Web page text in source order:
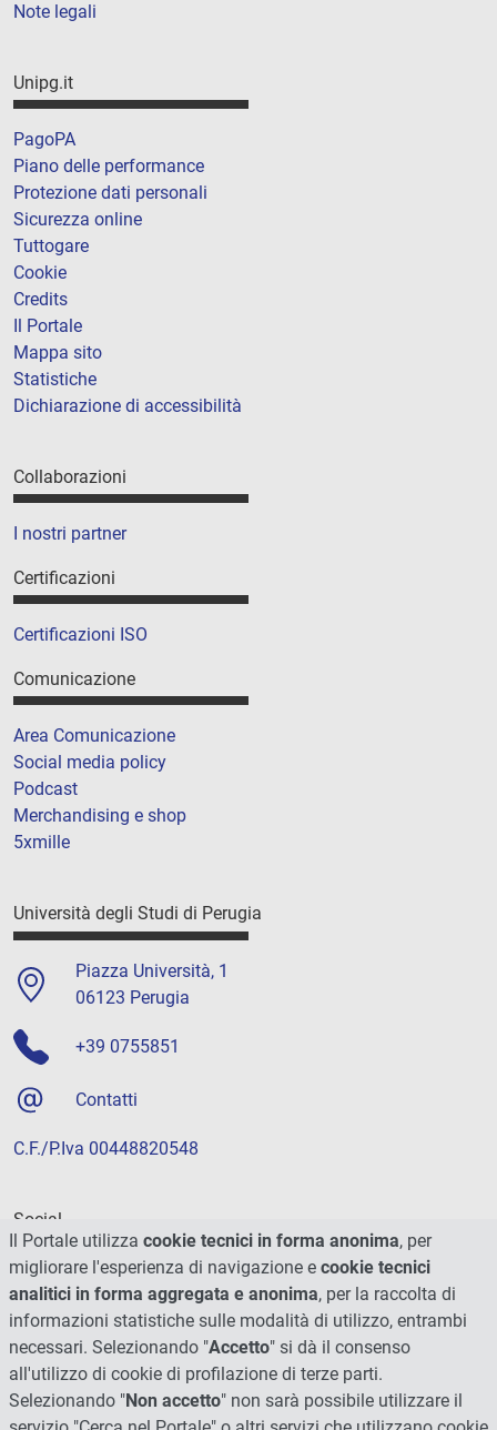
Note legali
Unipg.it
PagoPA
Piano delle performance
Protezione dati personali
Sicurezza online
Tuttogare
Cookie
Credits
Il Portale
Mappa sito
Statistiche
Dichiarazione di accessibilità
Collaborazioni
I nostri partner
Certificazioni
Certificazioni ISO
Comunicazione
Area Comunicazione
Social media policy
Podcast
Merchandising e shop
5xmille
Università degli Studi di Perugia
Piazza Università, 1
06123 Perugia
+39 0755851
Contatti
C.F./P.Iva 00448820548
Social
Il Portale utilizza cookie tecnici in forma anonima, per
migliorare l'esperienza di navigazione e cookie tecnici
analitici in forma aggregata e anonima, per la raccolta di
informazioni statistiche sulle modalità di utilizzo, entrambi
necessari. Selezionando "Accetto" si dà il consenso
all'utilizzo di cookie di profilazione di terze parti.
Selezionando "Non accetto" non sarà possibile utilizzare il